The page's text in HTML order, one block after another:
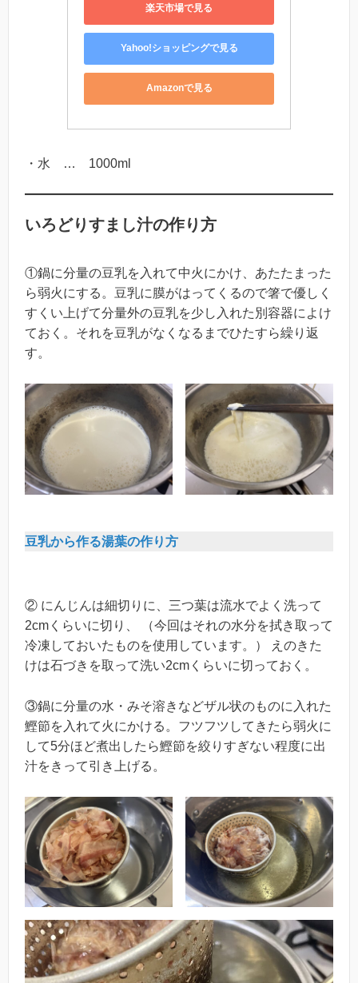
楽天市場で見る
Yahoo!ショッピングで見る
Amazonで見る
・水 … 1000ml
いろどりすまし汁の作り方
①鍋に分量の豆乳を入れて中火にかけ、あたたまった
ら弱火にする。豆乳に膜がはってくるので箸で優しく
すくい上げて分量外の豆乳を少し入れた別容器によけ
ておく。それを豆乳がなくなるまでひたすら繰り返
す。
豆乳から作る湯葉の作り方
② にんじんは細切りに、三つ葉は流水でよく洗って
2cmくらいに切り、 （今回はそれの水分を拭き取って
冷凍しておいたものを使用しています。） えのきた
けは石づきを取って洗い2cmくらいに切っておく。
③鍋に分量の水・みそ溶きなどザル状のものに入れた
鰹節を入れて火にかける。フツフツしてきたら弱火に
して5分ほど煮出したら鰹節を絞りすぎない程度に出
汁をきって引き上げる。